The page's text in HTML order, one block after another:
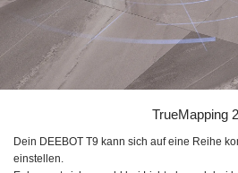
TrueMapping
Dein DEEBOT T9 kann sich auf eine Reihe
einstellen.